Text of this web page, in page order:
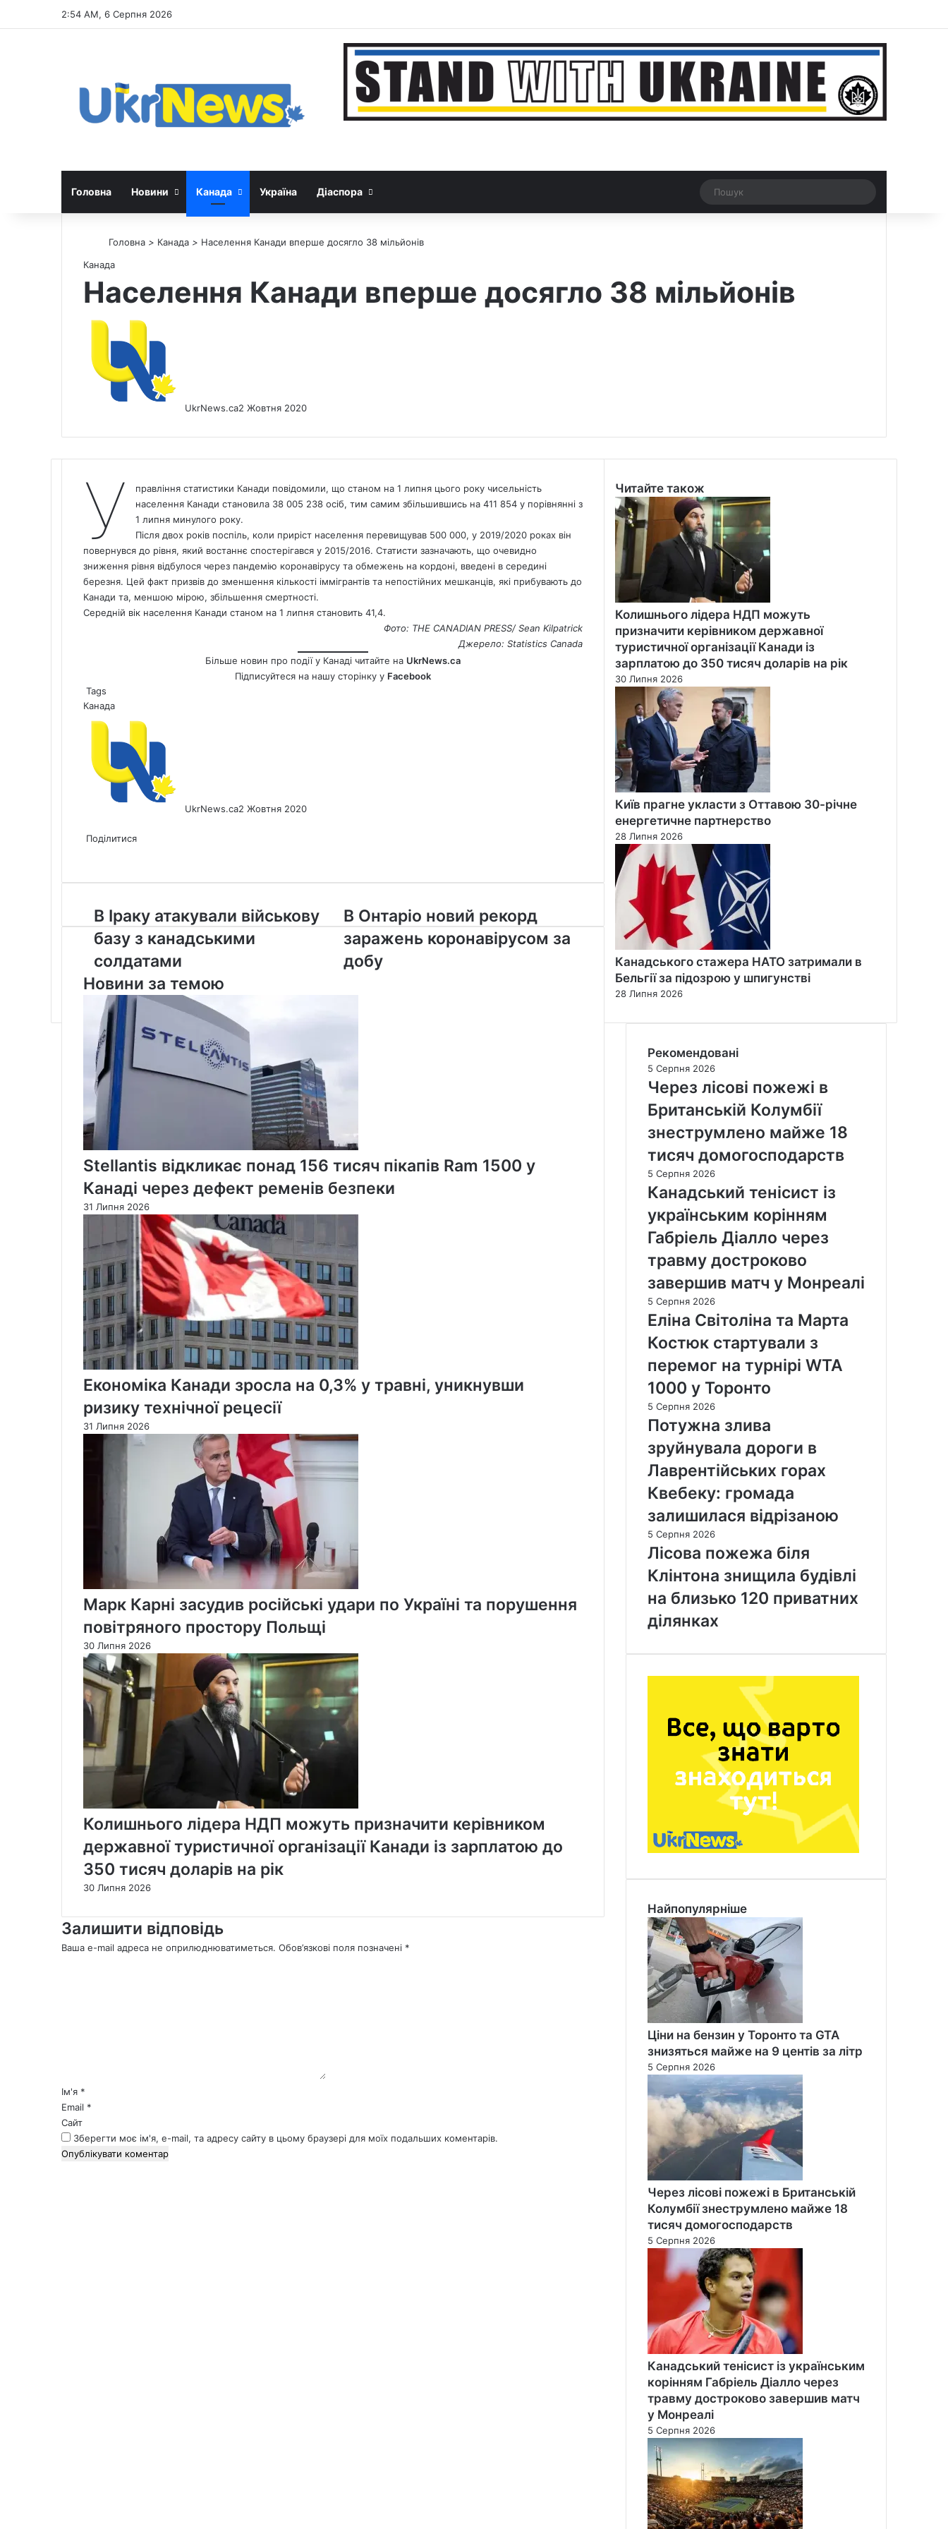
2:54 AM, 6 Серпня 2026
Google News
Threads
Головна Новини Канада Україна Діаспора Рандомна новина
Switch skin
Головна > Канада > Населення Канади вперше досягло 38 мільйонів
Канада
Населення Канади вперше досягло 38 мільйонів
UkrNews.ca2 Жовтня 2020
У
правління статистики Канади повідомили, що станом на 1 липня цього року чисельність
населення Канади становила 38 005 238 осіб, тим самим збільшившись на 411 854 у порівнянні з
1 липня минулого року.
Після двох років поспіль, коли приріст населення перевищував 500 000, у 2019/2020 роках він
повернувся до рівня, який востаннє спостерігався у 2015/2016. Статисти зазначають, що очевидно
зниження рівня відбулося через пандемію коронавірусу та обмежень на кордоні, введені в середині
березня. Цей факт призвів до зменшення кількості іммігрантів та непостійних мешканців, які прибувають до
Канади та, меншою мірою, збільшення смертності.
Середній вік населення Канади станом на 1 липня становить 41,4.
Фото: THE CANADIAN PRESS/ Sean Kilpatrick
Джерело: Statistics Canada
Більше новин про події у Канаді читайте на UkrNews.ca
Підписуйтеся на нашу сторінку у Facebook
Tags
Канада
UkrNews.ca2 Жовтня 2020
via
Поділитися
Email
В
Іраку
атакували
військову
базу
з
канадськими
солдатами
В Іраку атакували військову
базу з канадськими
солдатами
В
Онтаріо
новий
рекорд
заражень
В Онтаріо новий рекорд
заражень коронавірусом за
добу
Новини за темою
Stellantis відкликає понад 156 тисяч пікапів Ram 1500 у
Канаді через дефект ременів безпеки
31 Липня 2026
Економіка Канади зросла на 0,3% у травні, уникнувши
ризику технічної рецесії
31 Липня 2026
Марк Карні засудив російські удари по Україні та порушення
повітряного простору Польщі
30 Липня 2026
Колишнього лідера НДП можуть призначити керівником
державної туристичної організації Канади із зарплатою до
350 тисяч доларів на рік
30 Липня 2026
Залишити відповідь
Ваша e-mail адреса не оприлюднюватиметься. Обов’язкові поля позначені *
*Ім'я *
Email *
Сайт
Зберегти моє ім'я, e-mail, та адресу сайту в цьому браузері для моїх подальших коментарів.
Читайте також
Close
Колишнього лідера НДП можуть
призначити керівником державної
туристичної організації Канади із
зарплатою до 350 тисяч доларів на рік
30 Липня 2026
Київ прагне укласти з Оттавою 30-річне
енергетичне партнерство
28 Липня 2026
Канадського стажера НАТО затримали в
Бельгії за підозрою у шпигунстві
28 Липня 2026
Рекомендовані
5 Серпня 2026
Через лісові пожежі в
Британській Колумбії
знеструмлено майже 18
тисяч домогосподарств
5 Серпня 2026
Канадський тенісист із
українським корінням
Габріель Діалло через
травму достроково
завершив матч у Монреалі
5 Серпня 2026
Еліна Світоліна та Марта
Костюк стартували з
перемог на турнірі WTA
1000 у Торонто
5 Серпня 2026
Потужна злива
зруйнувала дороги в
Лаврентійських горах
Квебеку: громада
залишилася відрізаною
5 Серпня 2026
Лісова пожежа біля
Клінтона знищила будівлі
на близько 120 приватних
ділянках
Найпопулярніше
Ціни на бензин у Торонто та GTA
знизяться майже на 9 центів за літр
5 Серпня 2026
Через лісові пожежі в Британській
Колумбії знеструмлено майже 18
тисяч домогосподарств
5 Серпня 2026
Канадський тенісист із українським
корінням Габріель Діалло через
травму достроково завершив матч
у Монреалі
5 Серпня 2026